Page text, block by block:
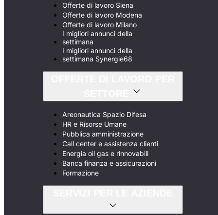
Offerte di lavoro Siena
Offerte di lavoro Modena
Offerte di lavoro Milano
I migliori annunci della
settimana
I migliori annunci della
settimana Synergie68
Areonautica Spazio Difesa
HR e Risorse Umane
Pubblica amministrazione
Call center e assistenza clienti
Energia oil gas e rinnovabili
Banca finanza e assicurazioni
Formazione